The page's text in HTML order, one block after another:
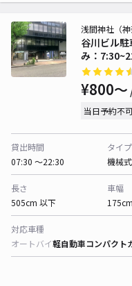
谷川ビル
み：
浅間神社（
¥800〜
当日予約不
貸出時間
07:30 〜22:30
タイプ
機械式
長さ
505cm 以下
車幅
対応車種
オートバイ軽自動車コンパクト